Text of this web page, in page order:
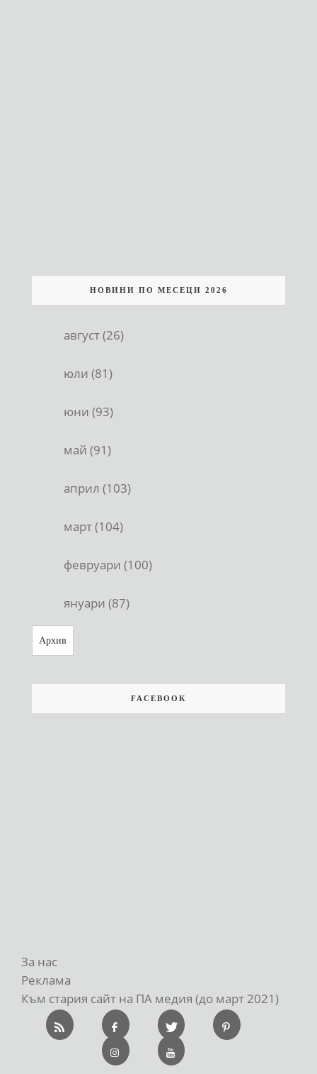
НОВИНИ ПО МЕСЕЦИ 2026
август (26)
юли (81)
юни (93)
май (91)
април (103)
март (104)
февруари (100)
януари (87)
Архив
FACEBOOK
За нас
Реклама
Към стария сайт на ПА медия (до март 2021)